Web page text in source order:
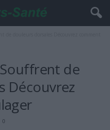
de
Découvrez
0